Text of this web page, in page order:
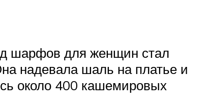
шарфов для женщин стал
надевала шаль на платье и
около 400 кашемировых